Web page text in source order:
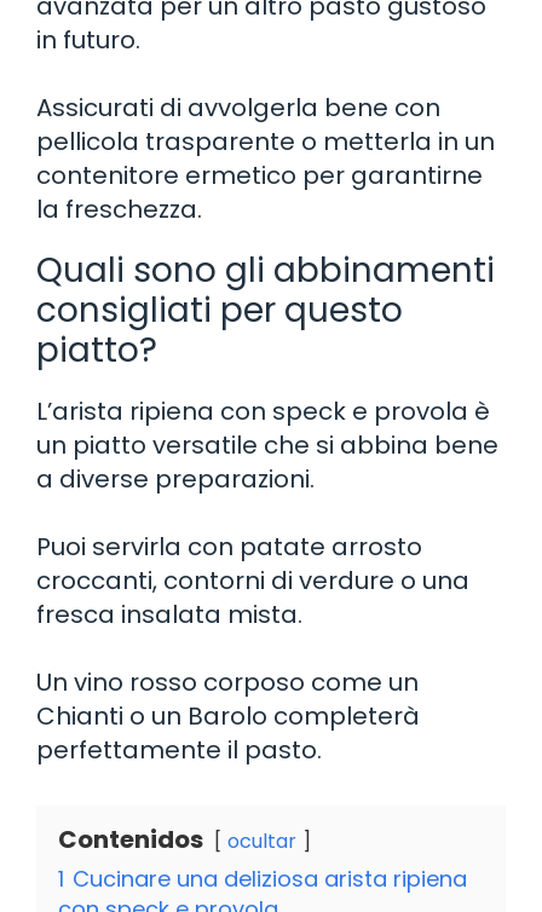
in futuro.
Assicurati di avvolgerla bene con
pellicola trasparente o metterla in un
contenitore ermetico per garantirne
la freschezza.
Quali sono gli abbinamenti
consigliati per questo
piatto?
L’arista ripiena con speck e provola è
un piatto versatile che si abbina bene
a diverse preparazioni.
Puoi servirla con patate arrosto
croccanti, contorni di verdure o una
fresca insalata mista.
Un vino rosso corposo come un
Chianti o un Barolo completerà
perfettamente il pasto.
Contenidos ocultar
1 Cucinare una deliziosa arista ripiena